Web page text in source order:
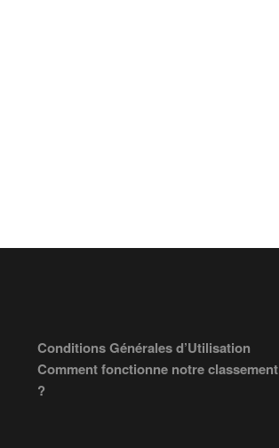
Conditions Générales d’Utilisation
Comment fonctionne notre classement
?